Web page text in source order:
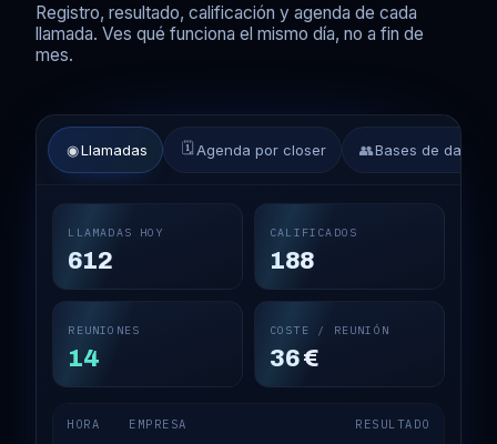
Registro, resultado, calificación y agenda de cada
llamada. Ves qué funciona el mismo día, no a fin de
mes.
◉Llamadas 🗓Agenda por closer 👥Bases de datos
LLAMADAS HOY
612
CALIFICADOS
188
REUNIONES
14
COSTE / REUNIÓN
36 €
HORA EMPRESA RESULTADO